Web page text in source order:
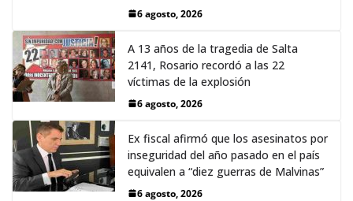
6 agosto, 2026
A 13 años de la tragedia de Salta
2141, Rosario recordó a las 22
víctimas de la explosión
6 agosto, 2026
Ex fiscal afirmó que los asesinatos por
inseguridad del año pasado en el país
equivalen a “diez guerras de Malvinas”
6 agosto, 2026